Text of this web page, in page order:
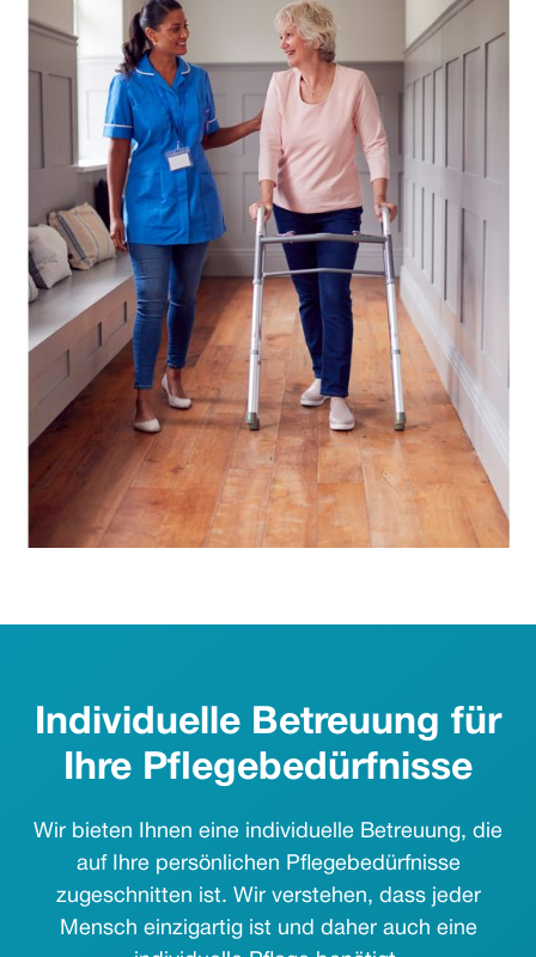
Individuelle Betreuung für
Ihre Pflegebedürfnisse
Wir bieten Ihnen eine individuelle Betreuung, die
auf Ihre persönlichen Pflegebedürfnisse
zugeschnitten ist. Wir verstehen, dass jeder
Mensch einzigartig ist und daher auch eine